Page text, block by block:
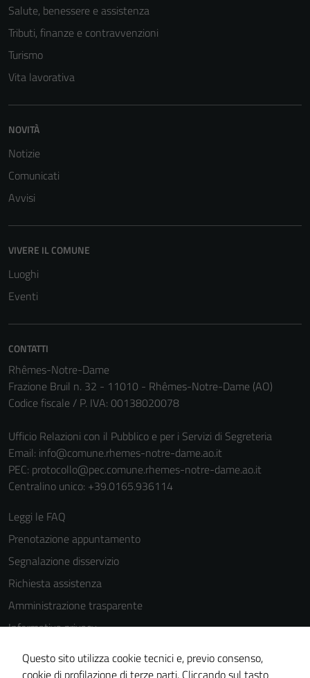
Salute, benessere e assistenza
Tributi, finanze e contravvenzioni
Turismo
Vita lavorativa
NOVITÀ
Notizie
Comunicati
Avvisi
VIVERE IL COMUNE
Luoghi
Eventi
CONTATTI
Rhêmes-Notre-Dame
Frazione Bruil n. 32 - 11010 - Rhêmes-Notre-Dame (AO)
Codice fiscale / P. IVA: 00138020078
Ufficio Relazioni con il Pubblico e per i Servizi di Segreteria
Email: info@comune.rhemes-notre-dame.ao.it
PEC: protocollo@pec.comune.rhemes-notre-dame.ao.it
Centralino unico: +39.0165.936114
Leggi le FAQ
Prenotazione appuntamento
Segnalazione disservizio
Richiesta assistenza
Amministrazione trasparente
Informativa privacy
Cookie Policy
Note legali
Questo sito utilizza cookie tecnici e, previo consenso,
cookie di profilazione di terze parti. Cliccando sul tasto
Tecnici
funzionamento
del sito e non
essere
disabilitati.
Questi cookie